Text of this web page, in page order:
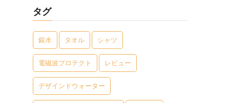
タグ
銀水 タオル シャツ
電磁波プロテクト レビュー
デザインドウォーター